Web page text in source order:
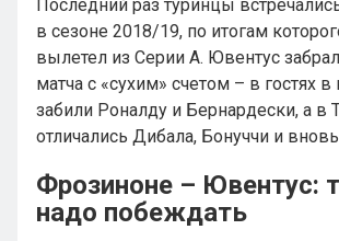
Последний раз туринцы
в сезоне 2018/19, по итогам
вылетел из Серии А. Ювентус
матча с «сухим» счетом – в гостях
забили Роналду и Бернардески, а в
отличались Дибала, Бонуччи и
Фрозиноне – Ювентус:
надо побеждать